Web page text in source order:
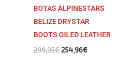
BOTAS ALPINESTARS
BELIZE DRYSTAR
BOOTS OILED LEATHER
299,95€254,96€